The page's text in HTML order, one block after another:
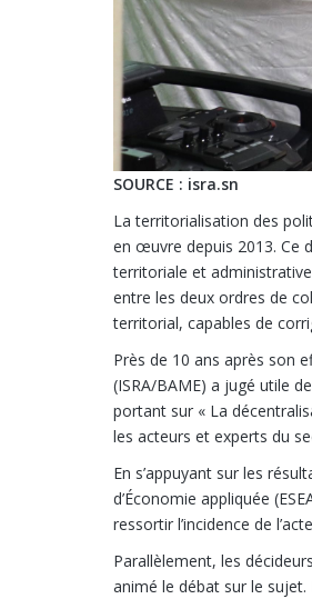
SOURCE : isra.sn
La territorialisation des
en œuvre depuis 2013. Ce
territoriale et
entre les deux ordres de
territorial, capables de
Près de 10 ans après son
(ISRA/BAME) a jugé utile
portant sur « La
les acteurs et experts du
En s’appuyant sur les
d’Économie appliquée
ressortir l’incidence de
Parallèlement, les
animé le débat sur le sujet.